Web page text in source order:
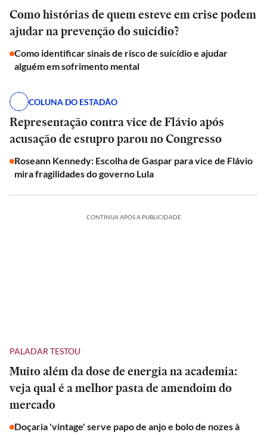
Como histórias de quem esteve em crise podem
ajudar na prevenção do suicídio?
Como identificar sinais de risco de suicídio e ajudar
alguém em sofrimento mental
COLUNA DO ESTADÃO
Representação contra vice de Flávio após
acusação de estupro parou no Congresso
Roseann Kennedy: Escolha de Gaspar para vice de Flávio
mira fragilidades do governo Lula
CONTINUA APÓS A PUBLICIDADE
PALADAR TESTOU
Muito além da dose de energia na academia:
veja qual é a melhor pasta de amendoim do
mercado
Doçaria 'vintage' serve papo de anjo e bolo de nozes à